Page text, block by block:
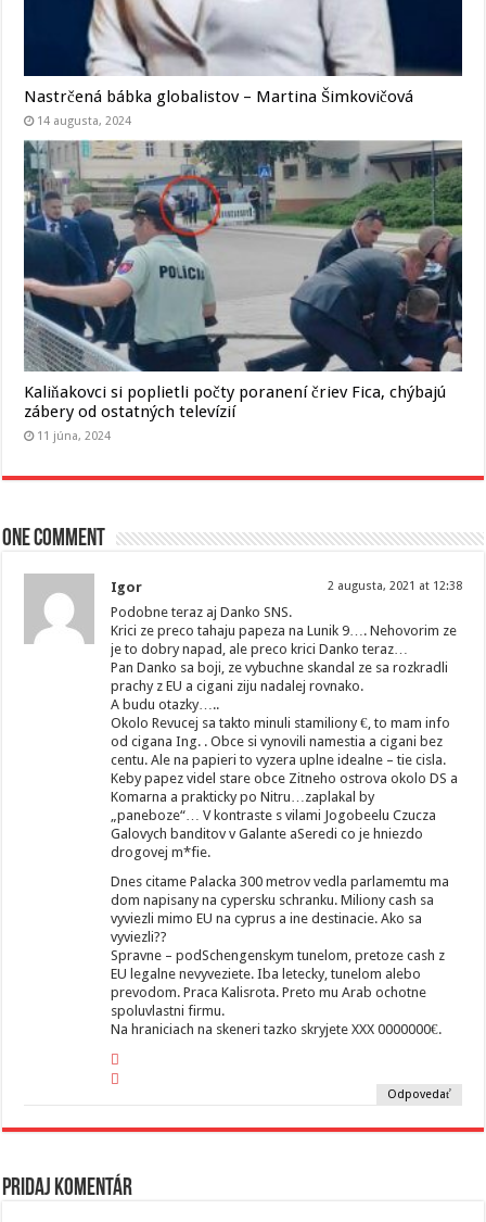
Nastrčená bábka globalistov – Martina Šimkovičová
14 augusta, 2024
Kaliňakovci si poplietli počty poranení čriev Fica, chýbajú
zábery od ostatných televízií
11 júna, 2024
One comment
Igor 2 augusta, 2021 at 12:38
Podobne teraz aj Danko SNS.
Krici ze preco tahaju papeza na Lunik 9…. Nehovorim ze
je to dobry napad, ale preco krici Danko teraz…
Pan Danko sa boji, ze vybuchne skandal ze sa rozkradli
prachy z EU a cigani ziju nadalej rovnako.
A budu otazky…..
Okolo Revucej sa takto minuli stamiliony €, to mam info
od cigana Ing. . Obce si vynovili namestia a cigani bez
centu. Ale na papieri to vyzera uplne idealne – tie cisla.
Keby papez videl stare obce Zitneho ostrova okolo DS a
Komarna a prakticky po Nitru…zaplakal by
„paneboze“… V kontraste s vilami Jogobeelu Czucza
Galovych banditov v Galante aSeredi co je hniezdo
drogovej m*fie.
Dnes citame Palacka 300 metrov vedla parlamemtu ma
dom napisany na cypersku schranku. Miliony cash sa
vyviezli mimo EU na cyprus a ine destinacie. Ako sa
vyviezli??
Spravne – podSchengenskym tunelom, pretoze cash z
EU legalne nevyveziete. Iba letecky, tunelom alebo
prevodom. Praca Kalisrota. Preto mu Arab ochotne
spoluvlastni firmu.
Na hraniciach na skeneri tazko skryjete XXX 0000000€.
Odpovedať
Pridaj komentár